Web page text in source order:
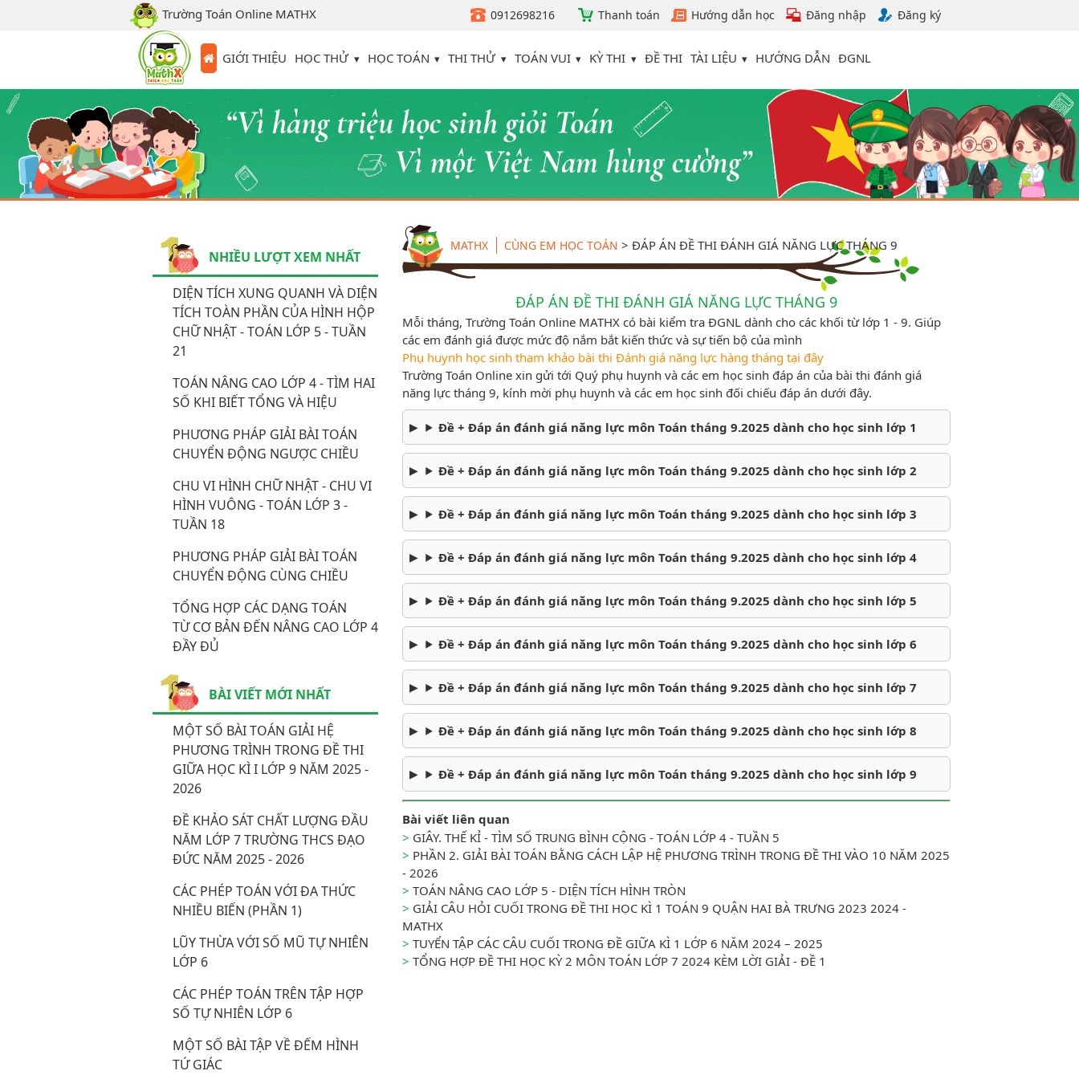
Trường Toán Online MATHX 0912698216 Thanh toán Hướng dẫn học Đăng nhập Đăng ký
GIỚI THIỆU HỌC THỬ HỌC TOÁN THI THỬ TOÁN VUI KỲ THI ĐỀ THI TÀI LIỆU HƯỚNG DẪN ĐGNL
NHIỀU LƯỢT XEM NHẤT
DIỆN TÍCH XUNG QUANH VÀ DIỆN
TÍCH TOÀN PHẦN CỦA HÌNH HỘP
CHỮ NHẬT - TOÁN LỚP 5 - TUẦN
21
TOÁN NÂNG CAO LỚP 4 - TÌM HAI
SỐ KHI BIẾT TỔNG VÀ HIỆU
PHƯƠNG PHÁP GIẢI BÀI TOÁN
CHUYỂN ĐỘNG NGƯỢC CHIỀU
CHU VI HÌNH CHỮ NHẬT - CHU VI
HÌNH VUÔNG - TOÁN LỚP 3 -
TUẦN 18
PHƯƠNG PHÁP GIẢI BÀI TOÁN
CHUYỂN ĐỘNG CÙNG CHIỀU
TỔNG HỢP CÁC DẠNG TOÁN
TỪ CƠ BẢN ĐẾN NÂNG CAO LỚP 4
ĐẦY ĐỦ
BÀI VIẾT MỚI NHẤT
MỘT SỐ BÀI TOÁN GIẢI HỆ
PHƯƠNG TRÌNH TRONG ĐỀ THI
GIỮA HỌC KÌ I LỚP 9 NĂM 2025 -
2026
ĐỀ KHẢO SÁT CHẤT LƯỢNG ĐẦU
NĂM LỚP 7 TRƯỜNG THCS ĐẠO
ĐỨC NĂM 2025 - 2026
CÁC PHÉP TOÁN VỚI ĐA THỨC
NHIỀU BIẾN (PHẦN 1)
LŨY THỪA VỚI SỐ MŨ TỰ NHIÊN
LỚP 6
CÁC PHÉP TOÁN TRÊN TẬP HỢP
SỐ TỰ NHIÊN LỚP 6
MỘT SỐ BÀI TẬP VỀ ĐẾM HÌNH
TỨ GIÁC
MATHX CÙNG EM HỌC TOÁN >ĐÁP ÁN ĐỀ THI ĐÁNH GIÁ NĂNG LỰC THÁNG 9
ĐÁP ÁN ĐỀ THI ĐÁNH GIÁ NĂNG LỰC THÁNG 9
Mỗi tháng, Trường Toán Online MATHX có bài kiểm tra ĐGNL dành cho các khối từ lớp 1 - 9. Giúp
các em đánh giá được mức độ nắm bắt kiến thức và sự tiến bộ của mình
Phụ huynh học sinh tham khảo bài thi Đánh giá năng lực hàng tháng tại đây
Trường Toán Online xin gửi tới Quý phụ huynh và các em học sinh đáp án của bài thi đánh giá
năng lực tháng 9, kính mời phụ huynh và các em học sinh đối chiếu đáp án dưới đây.
Đề + Đáp án đánh giá năng lực môn Toán tháng 9.2025 dành cho học sinh lớp 1
Đề + Đáp án đánh giá năng lực môn Toán tháng 9.2025 dành cho học sinh lớp 2
Đề + Đáp án đánh giá năng lực môn Toán tháng 9.2025 dành cho học sinh lớp 3
Đề + Đáp án đánh giá năng lực môn Toán tháng 9.2025 dành cho học sinh lớp 4
Đề + Đáp án đánh giá năng lực môn Toán tháng 9.2025 dành cho học sinh lớp 5
Đề + Đáp án đánh giá năng lực môn Toán tháng 9.2025 dành cho học sinh lớp 6
Đề + Đáp án đánh giá năng lực môn Toán tháng 9.2025 dành cho học sinh lớp 7
Đề + Đáp án đánh giá năng lực môn Toán tháng 9.2025 dành cho học sinh lớp 8
Đề + Đáp án đánh giá năng lực môn Toán tháng 9.2025 dành cho học sinh lớp 9
Bài viết liên quan
> GIÂY. THẾ KỈ - TÌM SỐ TRUNG BÌNH CỘNG - TOÁN LỚP 4 - TUẦN 5
> PHẦN 2. GIẢI BÀI TOÁN BẰNG CÁCH LẬP HỆ PHƯƠNG TRÌNH TRONG ĐỀ THI VÀO 10 NĂM 2025
- 2026
> TOÁN NÂNG CAO LỚP 5 - DIỆN TÍCH HÌNH TRÒN
> GIẢI CÂU HỎI CUỐI TRONG ĐỀ THI HỌC KÌ 1 TOÁN 9 QUẬN HAI BÀ TRƯNG 2023 2024 -
MATHX
> TUYỂN TẬP CÁC CÂU CUỐI TRONG ĐỀ GIỮA KÌ 1 LỚP 6 NĂM 2024 – 2025
> TỔNG HỢP ĐỀ THI HỌC KỲ 2 MÔN TOÁN LỚP 7 2024 KÈM LỜI GIẢI - ĐỀ 1